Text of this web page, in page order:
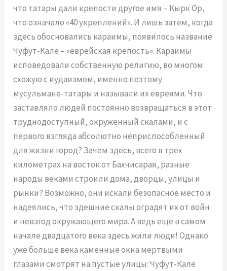
что татары дали крепости другое имя – Кырк Ор,
что означало «40 укреплений». И лишь затем, когда
здесь обосновались караимы, появилось название
Чуфут-Кале – «еврейская крепость». Караимы
исповедовали собственную религию, во многом
схожую с иудаизмом, именно поэтому
мусульмане-татары и называли их евреями. Что
заставляло людей постоянно возвращаться в этот
труднодоступный, окруженный скалами, и с
первого взгляда абсолютно неприспособленный
для жизни город? Зачем здесь, всего в трех
километрах на восток от Бахчисарая, разные
народы веками строили дома, дворцы, улицы и
рынки? Возможно, они искали безопасное место и
надеялись, что здешние скалы оградят их от войн
и невзгод окружающего мира. А ведь еще в самом
начале двадцатого века здесь жили люди! Однако
уже больше века каменные окна мертвыми
глазами смотрят на пустые улицы: Чуфут-Кале